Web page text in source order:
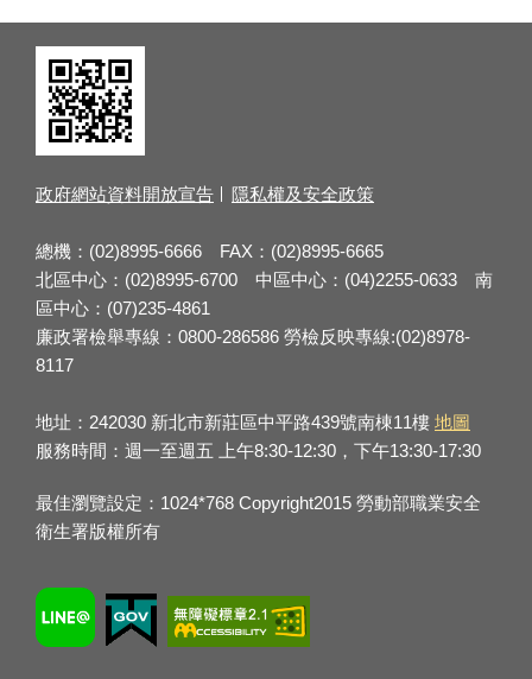
政府網站資料開放宣告 隱私權及安全政策
總機：(02)8995-6666 FAX：(02)8995-6665
北區中心：(02)8995-6700 中區中心：(04)2255-0633 南
區中心：(07)235-4861
廉政署檢舉專線：0800-286586 勞檢反映專線:(02)8978-
8117
地址：242030 新北市新莊區中平路439號南棟11樓 地圖
服務時間：週一至週五 上午8:30-12:30，下午13:30-17:30
最佳瀏覽設定：1024*768 Copyright2015 勞動部職業安全
衛生署版權所有